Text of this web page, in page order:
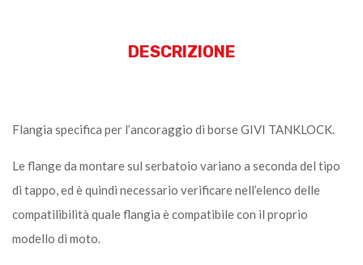
DESCRIZIONE
Flangia specifica per l’ancoraggio di borse GIVI TANKLOCK.
Le flange da montare sul serbatoio variano a seconda del tipo
di tappo, ed è quindi necessario verificare nell’elenco delle
compatilibilità quale flangia è compatibile con il proprio
modello di moto.